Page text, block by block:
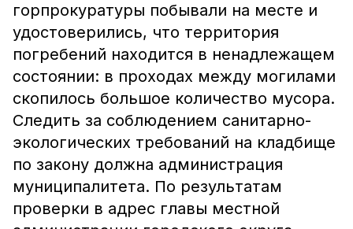
горпрокуратуры побывали на месте и
удостоверились, что территория
погребений находится в ненадлежащем
состоянии: в проходах между могилами
скопилось большое количество мусора.
Следить за соблюдением санитарно-
экологических требований на кладбище
по закону должна администрация
муниципалитета. По результатам
проверки в адрес главы местной